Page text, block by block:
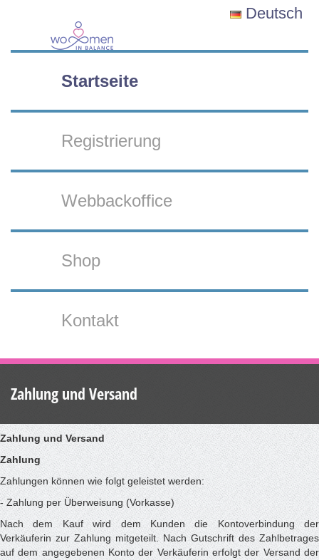
Deutsch
Startseite
Registrierung
Webbackoffice
Shop
Kontakt
Zahlung und Versand
Zahlung und Versand
Zahlung
Zahlungen können wie folgt geleistet werden:
- Zahlung per Überweisung (Vorkasse)
Nach dem Kauf wird dem Kunden die Kontoverbindung der
Verkäuferin zur Zahlung mitgeteilt. Nach Gutschrift des Zahlbetrages
auf dem angegebenen Konto der Verkäuferin erfolgt der Versand der